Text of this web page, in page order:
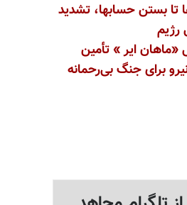
تا بستن حسابها، تشدید
رژیم
ایر » تأمین
برای جنگ بی‌رحمانه